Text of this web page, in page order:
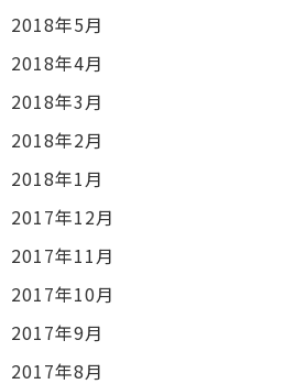
2018年5月
2018年4月
2018年3月
2018年2月
2018年1月
2017年12月
2017年11月
2017年10月
2017年9月
2017年8月